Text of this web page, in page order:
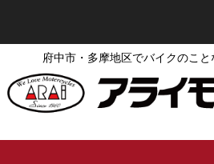
府中市・多摩地区でバイクのこ